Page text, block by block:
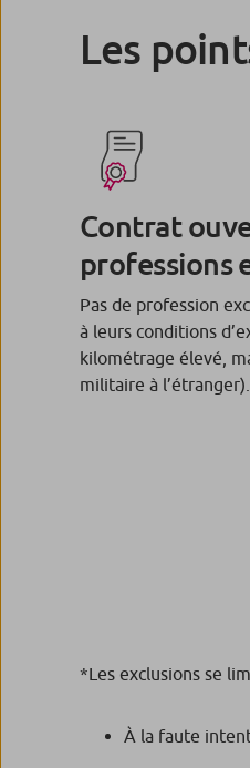
Les
Contrat
professions
Pas de profession
à leurs conditions
kilométrage élevé,
militaire à l’étranger).
*Les exclusions se
À la faute